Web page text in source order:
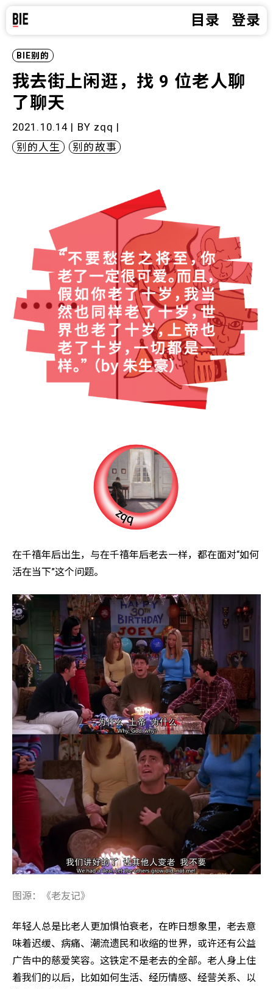
目录 登录
BIE别的
我去街上闲逛，找 9 位老人聊
了聊天
2021.10.14 | BY zqq |
别的人生
别的故事
在千禧年后出生，与在千禧年后老去一样，都在面对“如何
活在当下”这个问题。
图源：《老友记》
年轻人总是比老人更加惧怕衰老，在昨日想象里，老去意
味着迟缓、病痛、潮流遗民和收缩的世界，或许还有公益
广告中的慈爱笑容。这铁定不是老去的全部。老人身上住
着我们的以后，比如如何生活、经历情感、经营关系、以